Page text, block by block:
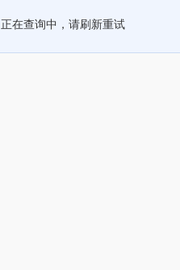
正在查询中，请刷新重试